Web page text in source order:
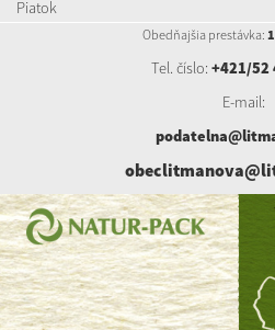
Piatok
Obedňajšia prestávka:
Tel. číslo: +421/52
E-mail: